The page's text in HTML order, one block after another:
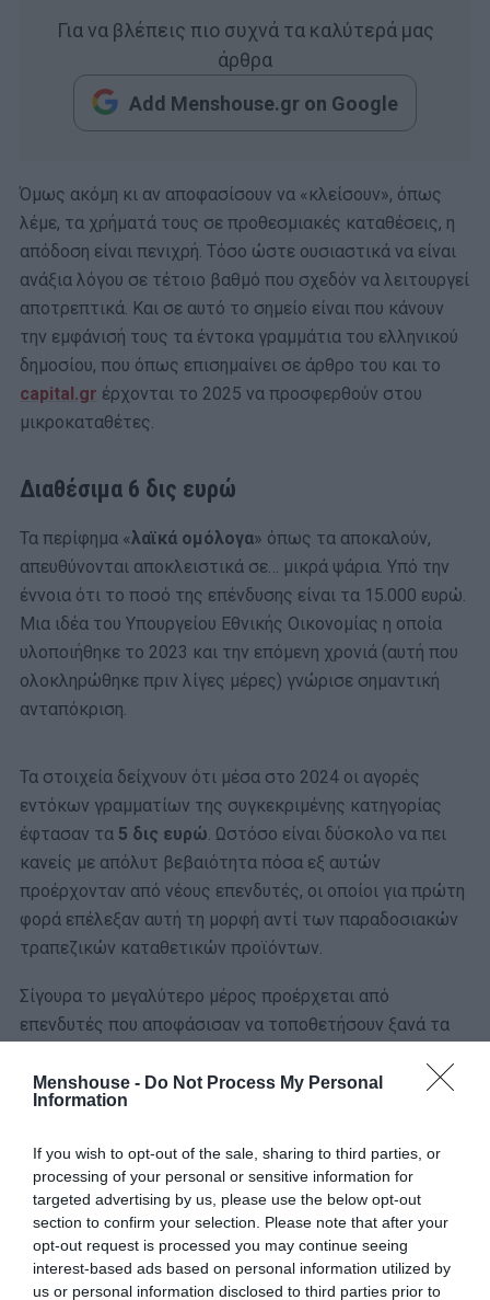
Menshouse - Do Not Process My Personal
Information
If you wish to opt-out of the sale, sharing to third parties, or
processing of your personal or sensitive information for
targeted advertising by us, please use the below opt-out
section to confirm your selection. Please note that after your
opt-out request is processed you may continue seeing
interest-based ads based on personal information utilized by
us or personal information disclosed to third parties prior to
Για να βλέπεις πιο συχνά τα καλύτερά μας
άρθρα
Add Menshouse.gr on Google
Όμως ακόμη κι αν αποφασίσουν να «κλείσουν», όπως
λέμε, τα χρήματά τους σε προθεσμιακές καταθέσεις, η
απόδοση είναι πενιχρή. Τόσο ώστε ουσιαστικά να είναι
ανάξια λόγου σε τέτοιο βαθμό που σχεδόν να λειτουργεί
αποτρεπτικά. Και σε αυτό το σημείο είναι που κάνουν
την εμφάνισή τους τα έντοκα γραμμάτια του ελληνικού
δημοσίου, που όπως επισημαίνει σε άρθρο του και το
capital.gr έρχονται το 2025 να προσφερθούν στου
μικροκαταθέτες.
Διαθέσιμα 6 δις ευρώ
Τα περίφημα «λαϊκά ομόλογα» όπως τα αποκαλούν,
απευθύνονται αποκλειστικά σε… μικρά ψάρια. Υπό την
έννοια ότι το ποσό της επένδυσης είναι τα 15.000 ευρώ.
Μια ιδέα του Υπουργείου Εθνικής Οικονομίας η οποία
υλοποιήθηκε το 2023 και την επόμενη χρονιά (αυτή που
ολοκληρώθηκε πριν λίγες μέρες) γνώρισε σημαντική
ανταπόκριση.
Τα στοιχεία δείχνουν ότι μέσα στο 2024 οι αγορές
εντόκων γραμματίων της συγκεκριμένης κατηγορίας
έφτασαν τα 5 δις ευρώ. Ωστόσο είναι δύσκολο να πει
κανείς με απόλυτ βεβαιότητα πόσα εξ αυτών
προέρχονταν από νέους επενδυτές, οι οποίοι για πρώτη
φορά επέλεξαν αυτή τη μορφή αντί των παραδοσιακών
τραπεζικών καταθετικών προϊόντων.
Σίγουρα το μεγαλύτερο μέρος προέρχεται από
επενδυτές που αποφάσισαν να τοποθετήσουν ξανά τα
γραμματίων, αλλά ακόμη κι έτσι οι υπολογισμοί
μοιάζουν ενθαρρυντικοί. Φαίνεται ότι περίπου 1,5 δις
μέσα στο 2025 νέες εκδόσεις συνολικού ύψους 6 δις
ευρώ.
ΜΠΑΛΑ